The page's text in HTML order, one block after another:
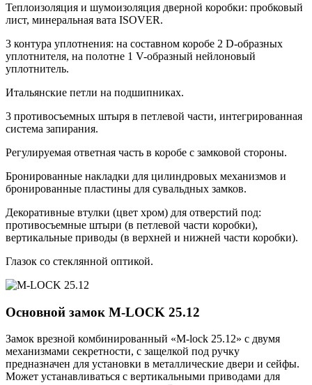
Теплоизоляция и шумоизоляция дверной коробки: пробковый
лист, минеральная вата ISOVER.
3 контура уплотнения: на составном коробе 2 D-образных
уплотнителя, на полотне 1 V-образный нейлоновый
уплотнитель.
Итальянские петли на подшипниках.
3 противосъемных штыря в петлевой части, интегрированная
система запирания.
Регулируемая ответная часть в коробе с замковой стороны.
Бронированные накладки для цилиндровых механизмов и
бронированные пластины для сувальдных замков.
Декоративные втулки (цвет хром) для отверстий под:
противосъемные штыри (в петлевой части коробки),
вертикальные приводы (в верхней и нижней части коробки).
Глазок со стеклянной оптикой.
Основной замок M-LOCK 25.12
Замок врезной комбинированный «M-lock 25.12» с двумя
механизмами секретности, с защелкой под ручку
предназначен для установки в металлические двери и сейфы.
Может устанавливаться с вертикальными приводами для